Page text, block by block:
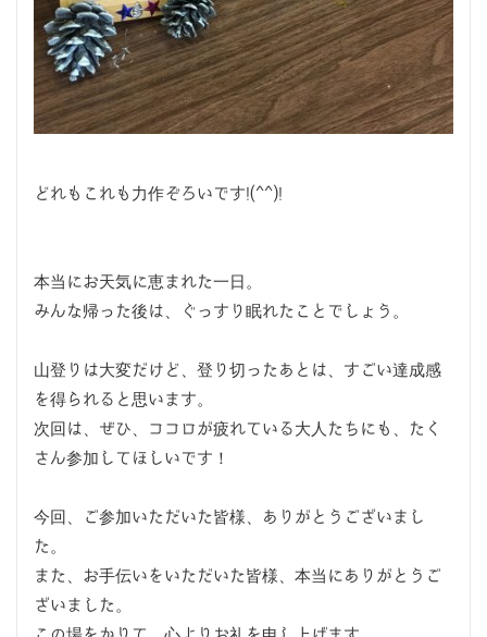
どれもこれも力作ぞろいです!(^^)!
本当にお天気に恵まれた一日。
みんな帰った後は、ぐっすり眠れたことでしょう。
山登りは大変だけど、登り切ったあとは、すごい達成感
を得られると思います。
次回は、ぜひ、ココロが疲れている大人たちにも、たく
さん参加してほしいです！
今回、ご参加いただいた皆様、ありがとうございまし
た。
また、お手伝いをいただいた皆様、本当にありがとうご
ざいました。